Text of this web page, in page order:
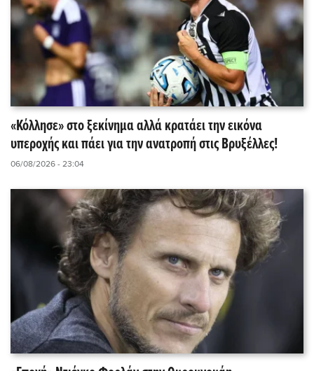
«Κόλλησε» στο ξεκίνημα αλλά κρατάει την εικόνα
υπεροχής και πάει για την ανατροπή στις Βρυξέλλες!
06/08/2026 - 23:04